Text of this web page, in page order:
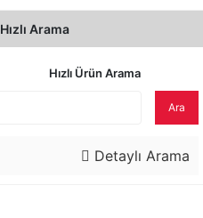
Hızlı Arama
Hızlı Ürün Arama
Ara
Detaylı Arama